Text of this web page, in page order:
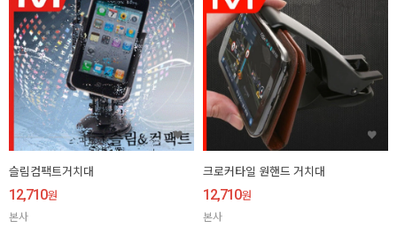
슬림컴팩트거치대
12,710원
본사
크로커타일 원핸드 거치대
12,710원
본사